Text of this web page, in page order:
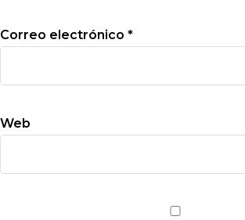
Correo electrónico *
Web